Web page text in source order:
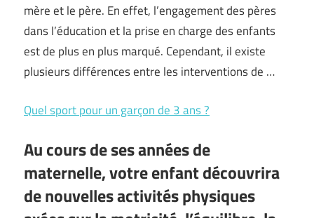
mère et le père. En effet, l’engagement des pères
dans l’éducation et la prise en charge des enfants
est de plus en plus marqué. Cependant, il existe
plusieurs différences entre les interventions de …
Quel sport pour un garçon de 3 ans ?
Au cours de ses années de
maternelle, votre enfant découvrira
de nouvelles activités physiques